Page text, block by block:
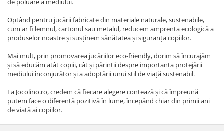
de poluare a mediului.
Optând pentru jucării fabricate din materiale naturale, sustenabile,
cum ar fi lemnul, cartonul sau metalul, reducem amprenta ecologică a
produselor noastre și susținem sănătatea și siguranța copiilor.
Mai mult, prin promovarea jucăriilor eco-friendly, dorim să încurajăm
și să educăm atât copiii, cât și părinții despre importanța protejării
mediului înconjurător și a adoptării unui stil de viață sustenabil.
La Jocolino.ro, credem că fiecare alegere contează și că împreună
putem face o diferență pozitivă în lume, începând chiar din primii ani
de viață ai copiilor.